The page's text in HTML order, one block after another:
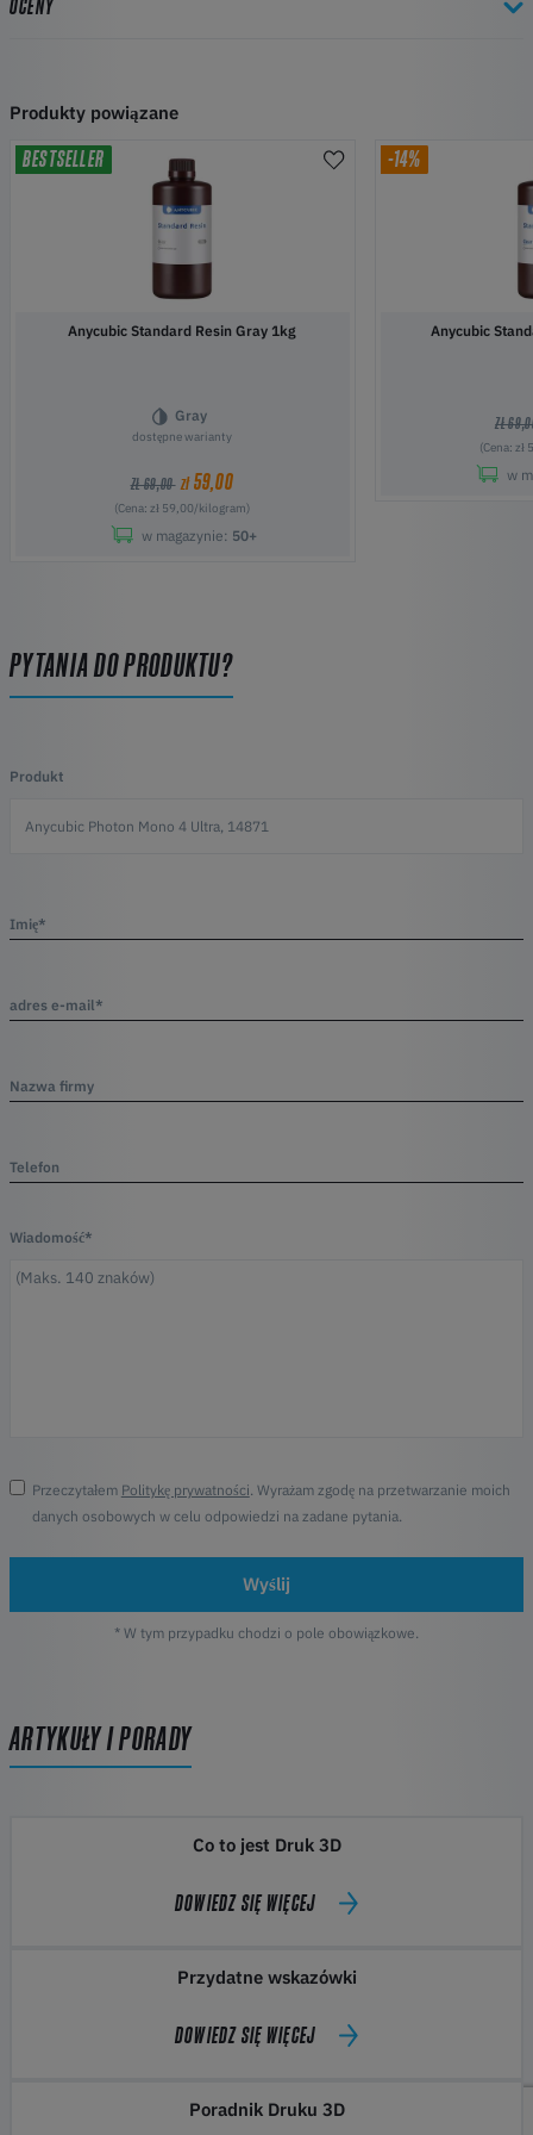
OCENY
Produkty powiązane
BESTSELLER
Anycubic Standard Resin Gray 1kg
Gray
dostępne warianty
ZŁ 69,00 zł59,00
(Cena: zł 59,00/kilogram)
w magazynie: 50+
-14%
Anycubic
ZŁ
(Cena:
w
PYTANIA DO PRODUKTU?
Produkt
Imię*
adres e-mail*
Nazwa firmy
Telefon
Wiadomość*
Przeczytałem Politykę prywatności . Wyrażam zgodę na przetwarzanie moich
danych osobowych w celu odpowiedzi na zadane pytania.
Wyślij
* W tym przypadku chodzi o pole obowiązkowe.
ARTYKUŁY I PORADY
Co to jest Druk 3D
DOWIEDZ SIĘ WIĘCEJ
Przydatne wskazówki
DOWIEDZ SIĘ WIĘCEJ
Poradnik Druku 3D